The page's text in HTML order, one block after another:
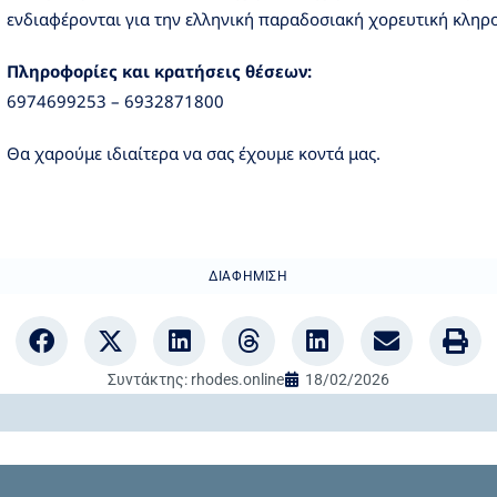
ενδιαφέρονται για την ελληνική παραδοσιακή χορευτική
Πληροφορίες και κρατήσεις θέσεων:
6974699253 – 6932871800
Θα χαρούμε ιδιαίτερα να σας έχουμε κοντά μας.
ΔΙΑΦΉΜΙΣΗ
Συντάκτης: rhodes.online 18/02/2026